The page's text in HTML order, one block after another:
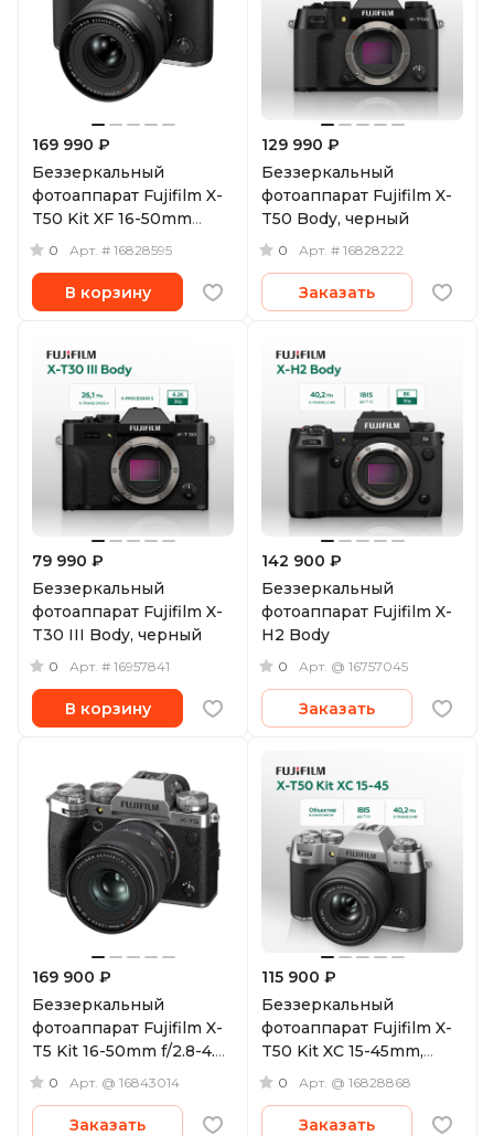
169 990 ₽
Беззеркальный
фотоаппарат Fujifilm X-
T50 Kit XF 16-50mm
f/2.8-4.8, серебристый
0 Арт. # 16828595
В корзину
129 990 ₽
Беззеркальный
фотоаппарат Fujifilm X-
T50 Body, черный
0 Арт. # 16828222
Заказать
79 990 ₽
Беззеркальный
фотоаппарат Fujifilm X-
T30 III Body, черный
0 Арт. # 16957841
В корзину
142 900 ₽
Беззеркальный
фотоаппарат Fujifilm X-
H2 Body
0 Арт. @ 16757045
Заказать
169 900 ₽
Беззеркальный
фотоаппарат Fujifilm X-
T5 Kit 16-50mm f/2.8-4.8,
серебристый
0 Арт. @ 16843014
Заказать
115 900 ₽
Беззеркальный
фотоаппарат Fujifilm X-
T50 Kit XC 15-45mm,
серебристый
0 Арт. @ 16828868
Заказать